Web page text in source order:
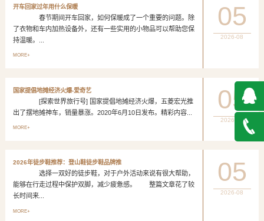
开车回家过年用什么保暖
春节期间开车回家，如何保暖成了一个重要的问题。除
了衣物和车内加热设备外，还有一些实用的小物品可以帮助您保
持温暖。...
MORE+
05
2026-08
国家提倡地摊经济火爆-爱奇艺
[探索世界旅行号] 国家提倡地摊经济火爆，五菱宏光推
出了摆地摊神车，销量暴涨。2020年6月10日发布。精彩内容...
MORE+
05
2026-08
2026年徒步鞋推荐：登山鞋徒步鞋品牌推
选择一双好的徒步鞋，对于户外活动来说有很大帮助，
能够在行走过程中保护双脚，减少疲惫感。 整篇文章花了较
长时间来...
MORE+
05
2026-08
QQ在